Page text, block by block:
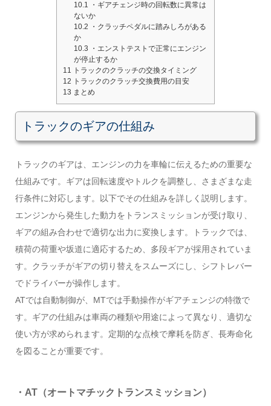
10.1 ・ギアチェンジ時の回転数に異常は
ないか
10.2 ・クラッチペダルに踏みしろがある
か
10.3 ・エンストテストで正常にエンジン
が停止するか
11 トラックのクラッチの交換タイミング
12 トラックのクラッチ交換費用の目安
13 まとめ
トラックのギアの仕組み
トラックのギアは、エンジンの力を車輪に伝えるための重要な
仕組みです。ギアは回転速度やトルクを調整し、さまざまな走
行条件に対応します。以下でその仕組みを詳しく説明します。
エンジンから発生した動力をトランスミッションが受け取り、
ギアの組み合わせで適切な出力に変換します。トラックでは、
積荷の荷重や坂道に適応するため、多段ギアが採用されていま
す。クラッチがギアの切り替えをスムーズにし、シフトレバー
でドライバーが操作します。
ATでは自動制御が、MTでは手動操作がギアチェンジの特徴で
す。ギアの仕組みは車両の種類や用途によって異なり、適切な
使い方が求められます。定期的な点検で摩耗を防ぎ、長寿命化
を図ることが重要です。
・AT（オートマチックトランスミッション）